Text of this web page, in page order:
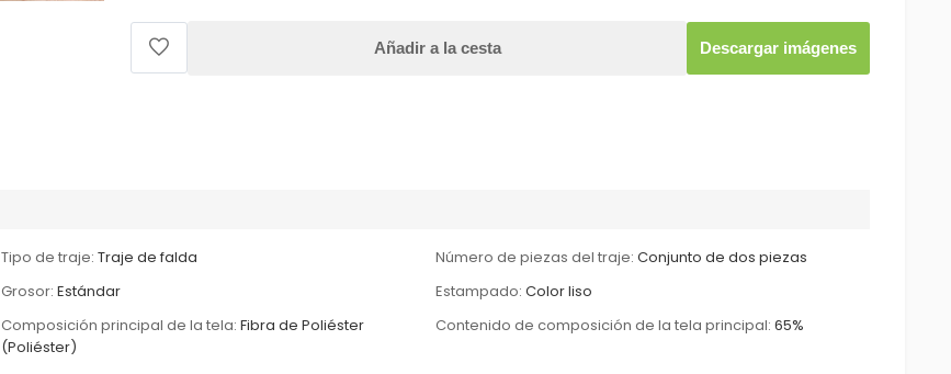
Añadir a la cesta Descargar imágenes
Tipo de traje: Traje de falda Número de piezas del traje: Conjunto de dos piezas
Grosor: Estándar Estampado: Color liso
Composición principal de la tela: Fibra de Poliéster
(Poliéster)
Contenido de composición de la tela principal: 65%